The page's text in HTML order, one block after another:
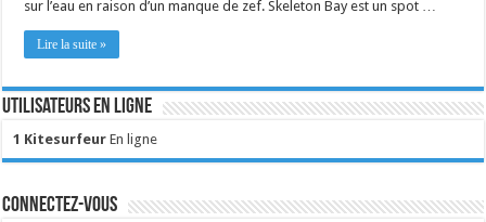
sur l’eau en raison d’un manque de zef. Skeleton Bay est un spot …
Lire la suite »
Utilisateurs en ligne
1 Kitesurfeur En ligne
Connectez-vous